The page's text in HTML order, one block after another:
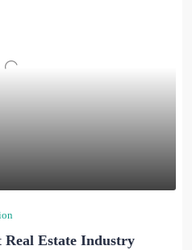
Estate Industry